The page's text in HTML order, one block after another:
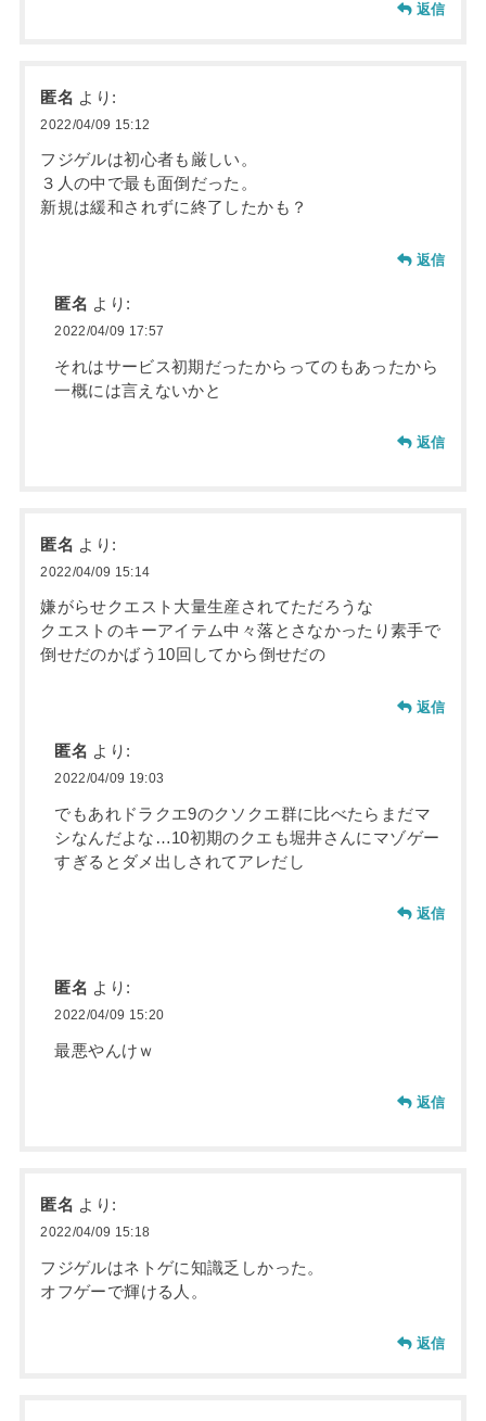
返信
匿名 より:
2022/04/09 15:12
フジゲルは初心者も厳しい。
３人の中で最も面倒だった。
新規は緩和されずに終了したかも？
返信
匿名 より:
2022/04/09 17:57
それはサービス初期だったからってのもあったから
一概には言えないかと
返信
匿名 より:
2022/04/09 15:14
嫌がらせクエスト大量生産されてただろうな
クエストのキーアイテム中々落とさなかったり素手で
倒せだのかばう10回してから倒せだの
返信
匿名 より:
2022/04/09 19:03
でもあれドラクエ9のクソクエ群に比べたらまだマ
シなんだよな…10初期のクエも堀井さんにマゾゲー
すぎるとダメ出しされてアレだし
返信
匿名 より:
2022/04/09 15:20
最悪やんけｗ
返信
匿名 より:
2022/04/09 15:18
フジゲルはネトゲに知識乏しかった。
オフゲーで輝ける人。
返信